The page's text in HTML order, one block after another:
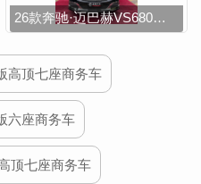
26款奔驰·迈巴赫VS680级平顶商务车
高顶七座商务车
六座商务车
顶七座商务车